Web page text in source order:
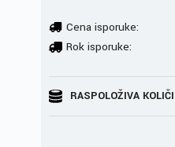
Cena isporuke:
Rok isporuke:
RASPOLOŽIVA